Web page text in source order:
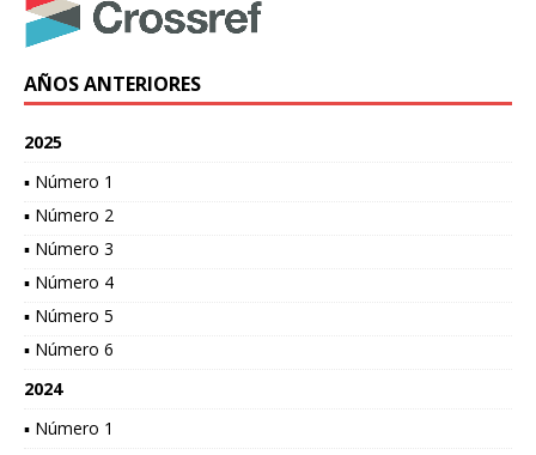
AÑOS ANTERIORES
2025
▪ Número 1
▪ Número 2
▪ Número 3
▪ Número 4
▪ Número 5
▪ Número 6
2024
▪ Número 1